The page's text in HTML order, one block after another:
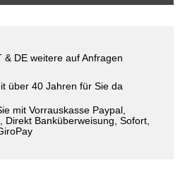
& DE weitere auf Anfragen
über 40 Jahren für Sie da
mit Vorrauskasse Paypal,
Direkt Banküberweisung, Sofort,